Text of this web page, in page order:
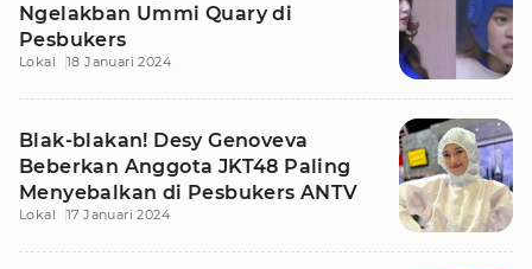
Ngelakban Ummi Quary di
Pesbukers
Lokal 18 Januari 2024
Blak-blakan! Desy Genoveva
Beberkan Anggota JKT48 Paling
Menyebalkan di Pesbukers ANTV
Lokal 17 Januari 2024